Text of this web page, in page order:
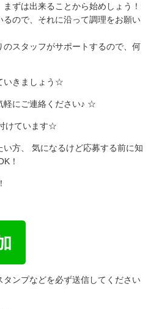
ずは出来ることから始めしょう！
るので、それに沿って調理をお願い
スタッフがサポートするので、何
いきましょう☆
軽にご連絡ください♪ ☆
けています☆
方、 気になるけど応募する前に知
！
ンプなどを必ず送信してください